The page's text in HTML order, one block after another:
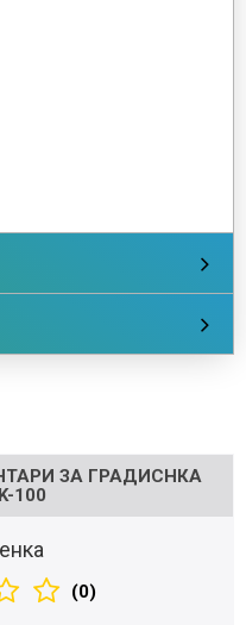
ЗА ГРАДИСНКА
100
(0)